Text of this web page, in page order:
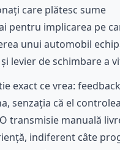
care plătesc sume
pentru implicarea pe
unui automobil
levier de schimbare a
exact ce vrea:
senzația că el
transmisie manuală
indiferent câte